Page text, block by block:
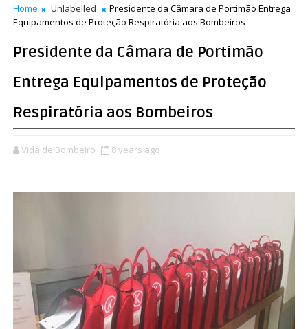
Home Unlabelled
Presidente da Câmara de Portimão Entrega
Equipamentos de Proteção Respiratória aos Bombeiros
Presidente da Câmara de Portimão
Entrega Equipamentos de Proteção
Respiratória aos Bombeiros
Vida de Bombeiro 8 years ago